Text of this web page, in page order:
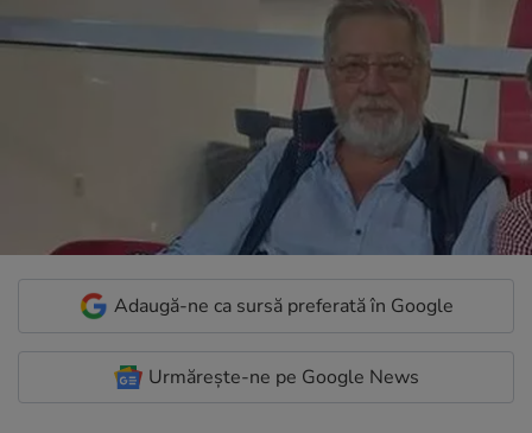
Adaugă-ne ca sursă preferată în Google
Urmărește-ne pe Google News